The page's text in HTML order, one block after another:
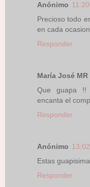
Anónimo 11:20
Precioso todo
en cada
Responder
María José MR
Que guapa !!
encanta el
Responder
Anónimo 13:02
Estas
Responder